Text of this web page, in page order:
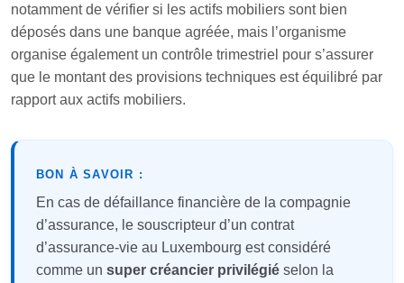
notamment de vérifier si les actifs mobiliers sont bien
déposés dans une banque agréée, mais l’organisme
organise également un contrôle trimestriel pour s’assurer
que le montant des provisions techniques est équilibré par
rapport aux actifs mobiliers.
BON À SAVOIR :
En cas de défaillance financière de la compagnie
d’assurance, le souscripteur d’un contrat
d’assurance-vie au Luxembourg est considéré
comme un super créancier privilégié selon la